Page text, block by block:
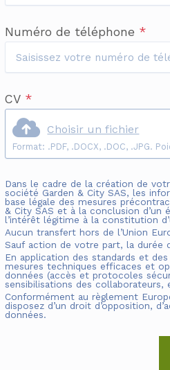
Numéro de téléphone *
CV *
Choisir un fichier
Format: .PDF, .DOCX, .DOC,
Dans le cadre de la création de
société Garden & City SAS, les
base légale des mesures
& City SAS et à la conclusion d’un
l’intérêt légitime à la constitution
Aucun transfert hors de l’Union
Sauf action de votre part, la durée
En application des standards et
mesures techniques efficaces et
données (accès et protocoles
sensibilisations des collaborateurs,
Conformément au règlement
disposez d’un droit d’opposition,
données.